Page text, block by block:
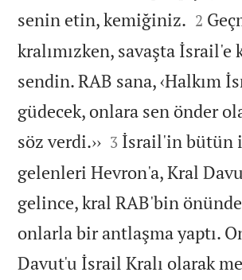
senin etin, kemiğiniz. 

2
kralımızken, savaşta İsrail'e
sendin. RAB sana, ‹Halkım
güdecek, onlara sen önder
söz verdi.››
3 İsrail'in bütün
gelenleri Hevron'a, Kral
gelince, kral RAB'bin
onlarla bir antlaşma yaptı.
Davut'u İsrail Kralı olarak